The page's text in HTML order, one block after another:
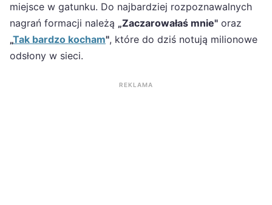
miejsce w gatunku. Do najbardziej rozpoznawalnych
nagrań formacji należą „Zaczarowałaś mnie" oraz
„Tak bardzo kocham", które do dziś notują milionowe
odsłony w sieci.
REKLAMA